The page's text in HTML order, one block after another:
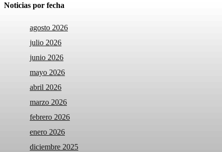
Noticias por fecha
agosto 2026
julio 2026
junio 2026
mayo 2026
abril 2026
marzo 2026
febrero 2026
enero 2026
diciembre 2025